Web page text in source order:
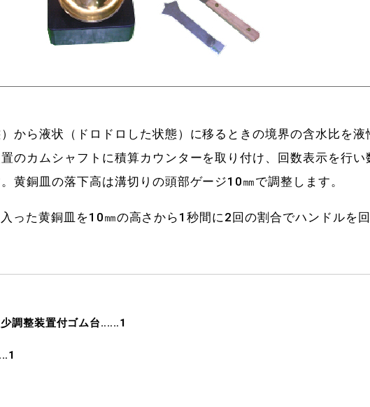
から液状（ドロドロした状態）に移るときの境界の含水比を
のカムシャフトに積算カウンターを取り付け、回数表示を行
黄銅皿の落下高は溝切りの頭部ゲージ10㎜で調整します。
った黄銅皿を10㎜の高さから1秒間に2回の割合でハンドルを
調整装置付ゴム台‥‥‥1